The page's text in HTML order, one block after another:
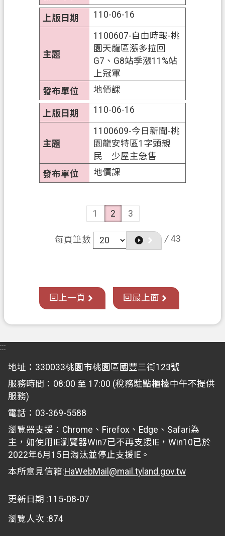
110-06-16
1100607-自由時報-桃
園天龍區漲多拉回
G7、G8站季漲11%站
上冠軍
地價課
110-06-16
1100609-今日新聞-桃
園龍安特區1字頭親
民 少屋主急售
地價課
1 2 3
每頁筆數 / 43
回上一頁 回最上面
:::
地址：330033桃園市桃園區國豐三街123號
服務時間：08:00 至 17:00 (稅務駐點櫃檯中午不提供
服務)
電話：03-369-5588
瀏覽器支援：Chrome、Firefox、Edge、Safari為
主，如使用IE瀏覽器Win7已不再支援IE，Win10已於
2022年6月15日淘汰並停止支援IE。
本所意見信箱:HaWebMail@mail.tyland.gov.tw
更新日期 115-08-07
瀏覽人次 874